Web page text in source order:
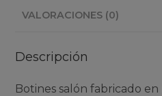
VALORACIONES (0)
Descripción
Botines salón fabricado en